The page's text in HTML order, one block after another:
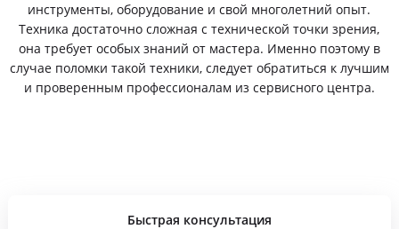
инструменты, оборудование и свой многолетний опыт.
Техника достаточно сложная с технической точки зрения,
она требует особых знаний от мастера. Именно поэтому в
случае поломки такой техники, следует обратиться к лучшим
и проверенным профессионалам из сервисного центра.
Быстрая консультация